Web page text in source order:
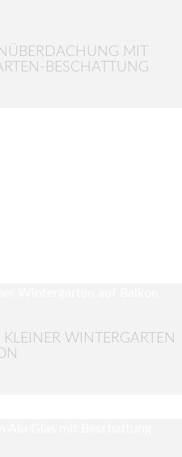
MIT
BESCHATTUNG
WINTERGARTEN